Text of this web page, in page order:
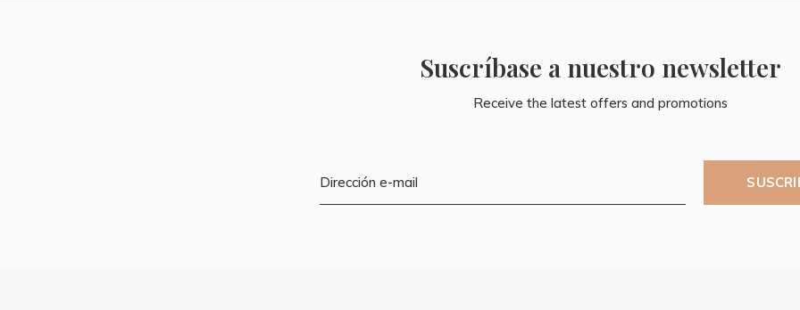
Suscríbase a nuestro newsletter
Receive the latest offers and promotions